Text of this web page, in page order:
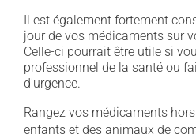
Il est également fortement
jour de vos médicaments sur
Celle-ci pourrait être utile si
professionnel de la santé ou
d'urgence.
Rangez vos médicaments
enfants et des animaux de